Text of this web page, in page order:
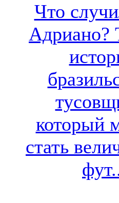
Что
Адриано?
который
стать